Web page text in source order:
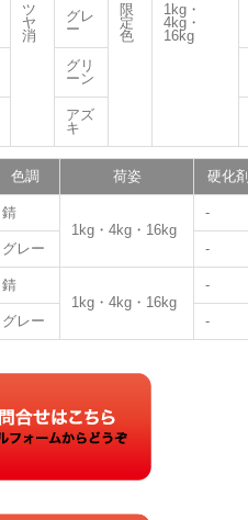
ツ
ヤ
消
限
定
色
1kg・
4kg・
16kg
グレ
ー
グリ
ーン
アズ
キ
色調 荷姿 硬化剤
錆
1kg・4kg・16kg
-
グレー -
錆
1kg・4kg・16kg
-
グレー -